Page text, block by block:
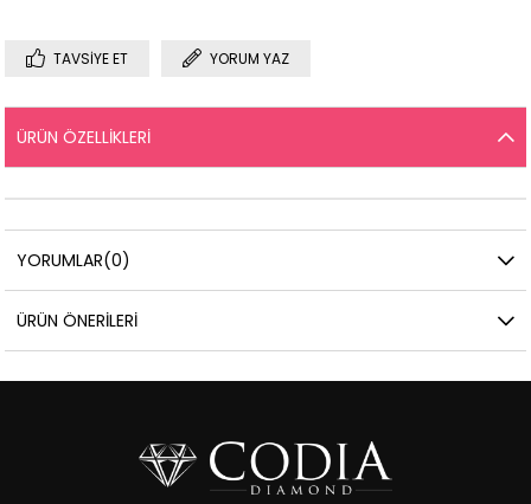
TAVSIYE ET YORUM YAZ
ÜRÜN ÖZELLIKLERI
YORUMLAR(0)
ÜRÜN ÖNERILERI